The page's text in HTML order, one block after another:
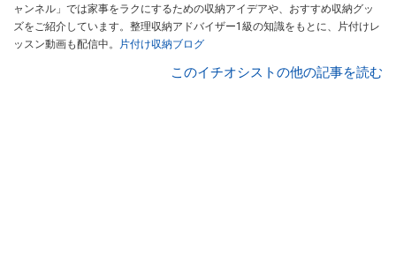
ャンネル」では家事をラクにするための収納アイデアや、おすすめ収納グッ
ズをご紹介しています。整理収納アドバイザー1級の知識をもとに、片付けレ
ッスン動画も配信中。
片付け収納ブログ
このイチオシストの他の記事を読む